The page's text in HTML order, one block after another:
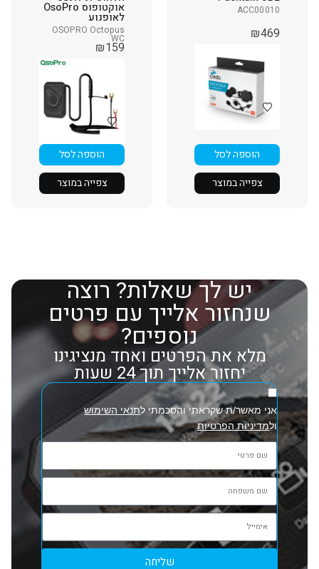
ACC00010
₪469
הוספה לסל
צפייה במוצר
אוקטופוס OsoPro
לאופנוע
OSOPRO Octopus
WC
₪159
הוספה לסל
צפייה במוצר
יש לך שאלות? רוצה
שנחזור אלייך עם פרטים
נוספים?
מלא את הפרטים ואחד מנציגינו
יחזור אלייך תוך 24 שעות
אני מאשר/ת שקראתי והסכמתי לתנאי השימוש
ולמדיניות הפרטיות
שליחה